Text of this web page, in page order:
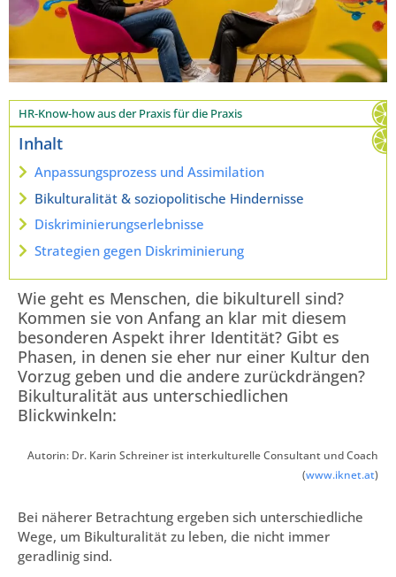
HR-Know-how aus der Praxis für die Praxis
Inhalt
Anpassungsprozess und Assimilation
Bikulturalität & soziopolitische Hindernisse
Diskriminierungserlebnisse
Strategien gegen Diskriminierung
Wie geht es Menschen, die bikulturell sind?
Kommen sie von Anfang an klar mit diesem
besonderen Aspekt ihrer Identität? Gibt es
Phasen, in denen sie eher nur einer Kultur den
Vorzug geben und die andere zurückdrängen?
Bikulturalität aus unterschiedlichen
Blickwinkeln:
Autorin: Dr. Karin Schreiner ist interkulturelle Consultant und Coach
(www.iknet.at)
Bei näherer Betrachtung ergeben sich unterschiedliche
Wege, um Bikulturalität zu leben, die nicht immer
geradlinig sind.